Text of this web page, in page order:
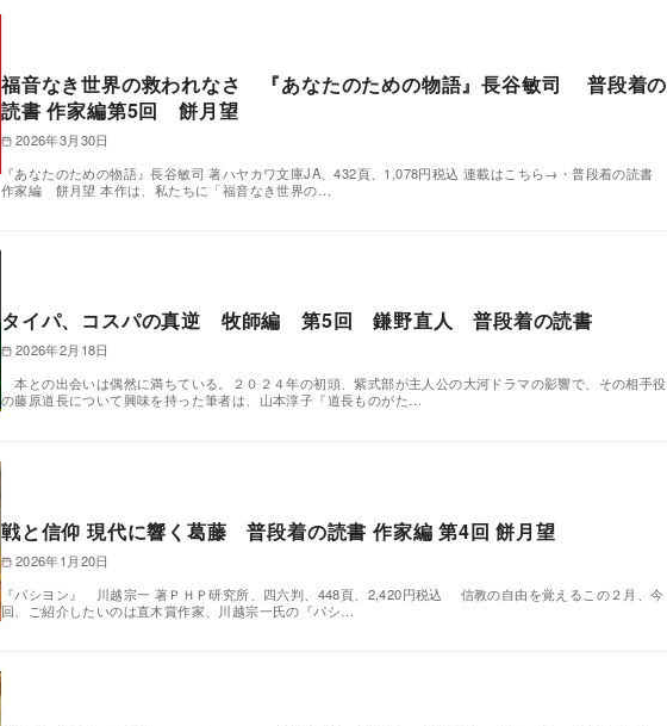
福音なき世界の救われなさ 『あなたのための物語』長谷敏司 普段着の
読書 作家編第5回 餅月望
2026年3月30日
『あなたのための物語』長谷敏司 著ハヤカワ文庫JA、432頁、1,078円税込 連載はこちら→・普段着の読書
作家編 餅月望 本作は、私たちに「福音なき世界の…
タイパ、コスパの真逆 牧師編 第5回 鎌野直人 普段着の読書
2026年2月18日
本との出会いは偶然に満ちている。２０２４年の初頭、紫式部が主人公の大河ドラマの影響で、その相手役
の藤原道長について興味を持った筆者は、山本淳子『道長ものがた…
戦と信仰 現代に響く葛藤 普段着の読書 作家編 第4回 餅月望
2026年1月20日
『パシヨン』 川越宗一 著ＰＨＰ研究所、四六判、448頁、2,420円税込 信教の自由を覚えるこの２月、今
回、ご紹介したいのは直木賞作家、川越宗一氏の『パシ…